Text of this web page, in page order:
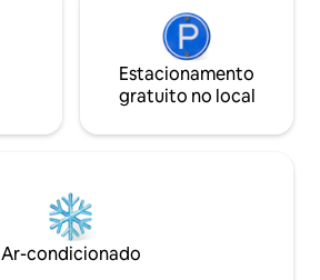
Estacionamento
gratuito no local
Ar-condicionado